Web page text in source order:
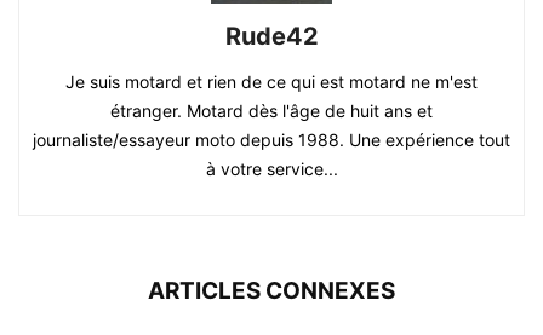
Rude42
Je suis motard et rien de ce qui est motard ne m'est
étranger. Motard dès l'âge de huit ans et
journaliste/essayeur moto depuis 1988. Une expérience tout
à votre service...
ARTICLES CONNEXES